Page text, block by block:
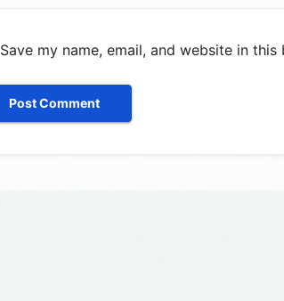
Save my name, email, and website in